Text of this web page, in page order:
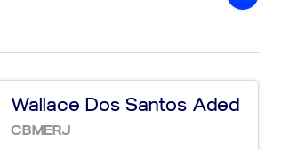
Wallace Dos Santos Aded
CBMERJ